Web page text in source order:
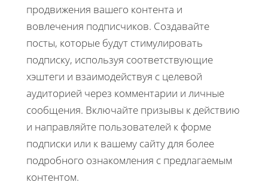
продвижения вашего контента и
вовлечения подписчиков. Создавайте
посты, которые будут стимулировать
подписку, используя соответствующие
хэштеги и взаимодействуя с целевой
аудиторией через комментарии и личные
сообщения. Включайте призывы к действию
и направляйте пользователей к форме
подписки или к вашему сайту для более
подробного ознакомления с предлагаемым
контентом.